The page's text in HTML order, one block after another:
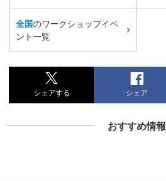
全国のワークショップイベ
ント一覧
シェアする シェア
おすすめ情報